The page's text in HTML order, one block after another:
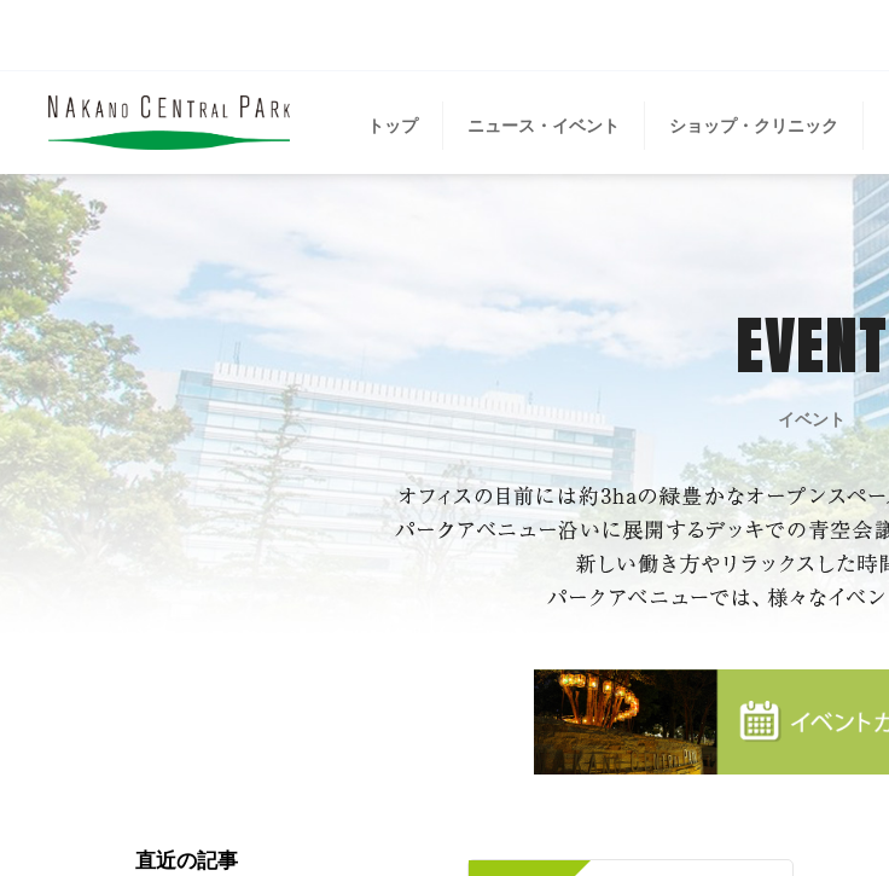
トップ ニュース・イベント ショップ・クリニック
EVENT
イベント
直近の記事